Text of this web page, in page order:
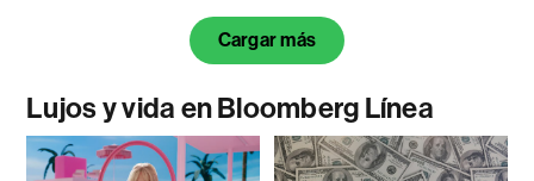
Cargar más
Lujos y vida en Bloomberg Línea